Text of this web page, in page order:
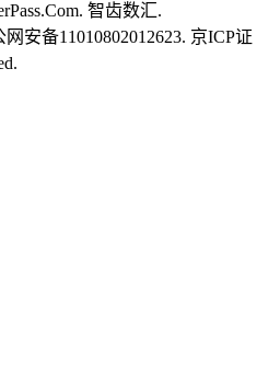
智齿数汇.
网安备11010802012623. 京ICP证